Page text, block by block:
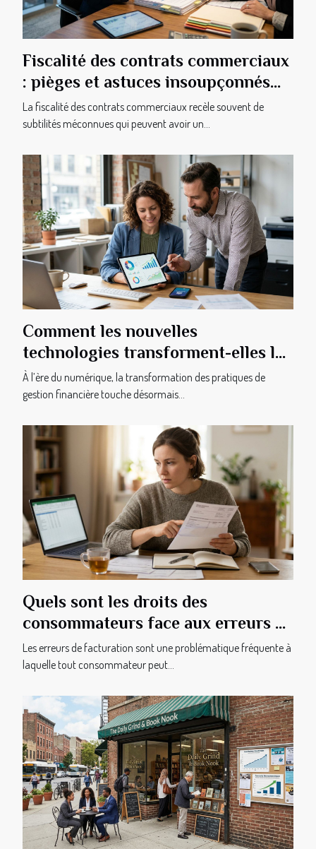
Fiscalité des contrats commerciaux
: pièges et astuces insoupçonnés
pour dirigeants
La fiscalité des contrats commerciaux recèle souvent de
subtilités méconnues qui peuvent avoir un...
Comment les nouvelles
technologies transforment-elles la
gestion financière des PME ?
À l’ère du numérique, la transformation des pratiques de
gestion financière touche désormais...
Quels sont les droits des
consommateurs face aux erreurs de
facturation ?
Les erreurs de facturation sont une problématique fréquente à
laquelle tout consommateur peut...